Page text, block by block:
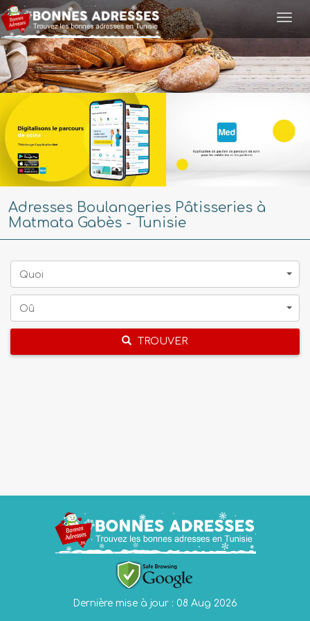
Adresses Boulangeries Pâtisseries à
Matmata Gabès - Tunisie
Quoi
Oû
TROUVER
Dernière mise à jour : 08 Aug 2026